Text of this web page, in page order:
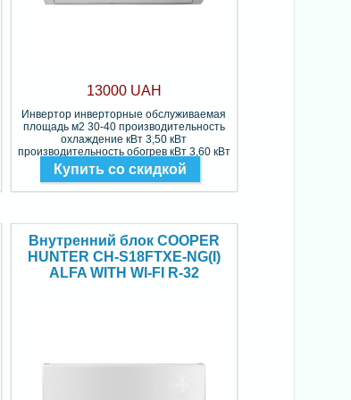
13000 UAH
Инвертор инверторные обслуживаемая
площадь м2 30-40 производительность
охлаждение кВт 3,50 кВт
производительность обогрев кВт 3,60 кВт
Фреон R-32
Купить со скидкой
Внутренний блок COOPER
HUNTER CH-S18FTXE-NG(I)
ALFA WITH WI-FI R-32